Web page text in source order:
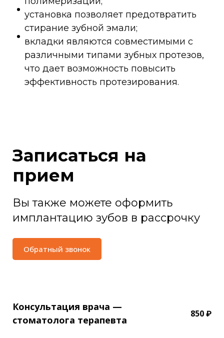
установка позволяет предотвратить
стирание зубной эмали;
вкладки являются совместимыми с
различными типами зубных протезов,
что дает возможность повысить
эффективность протезирования.
Записаться на
прием
Вы также можете оформить
имплантацию зубов в рассрочку
Обратный звонок
Консультация врача —
стоматолога терапевта
850 ₽